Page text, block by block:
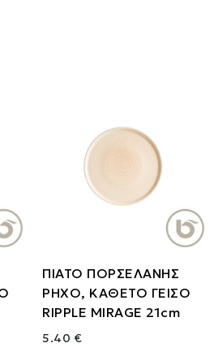
ΠΙΑΤΟ ΠΟΡΣΕΛΑΝΗΣ
ΡΗΧΟ, ΚΑΘΕΤΟ ΓΕΙΣΟ
RIPPLE MIRAGE 21cm
5.40 €